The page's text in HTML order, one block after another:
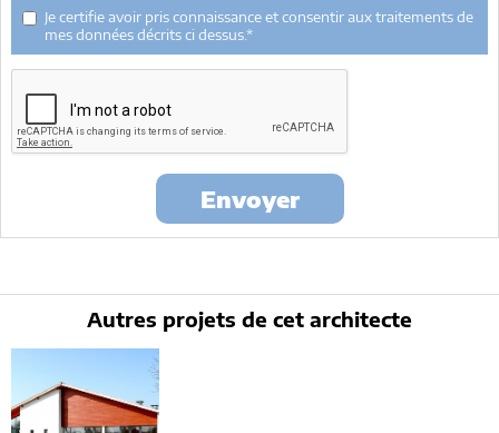
Je consens à ce que mes données personnelles soient collectées pour
permettre à architectes-france de transférer votre projet aux
architectes. Seul Architectes-france, ses équipes internes et la
maitrise d'oeuvre concernée par le projet y ont accès. Aucune
transmission de données à des tiers à l'exclusion de ceux décrits ci
dessus n'est réalisée.
Mes données téléphoniques seront uniquement utilisées par
Architectes-france.com et les architectes de notre réseau dans le
cadre de la qualification et du suivi de mon projet.
Les données sont conservées pendant une durée de 18 mois courant à
partir des derniers contacts effectifs entre architectes-france et vous
ou architectes-france et un membre de la maitrise d'oeuvre en
rapport avec ce projet et qui serait en relation avec architectes-france.
Conformément à laloi « informatique et libertés », vous pouvez
du Mirail - 33370 Artigues-près Bordeaux. Tél. 05.47.74.51.01 -
contact@architectes-france.com
Je certifie avoir pris connaissance et consentir aux traitements de
mes données décrits ci dessus.*
Envoyer
Autres projets de cet architecte